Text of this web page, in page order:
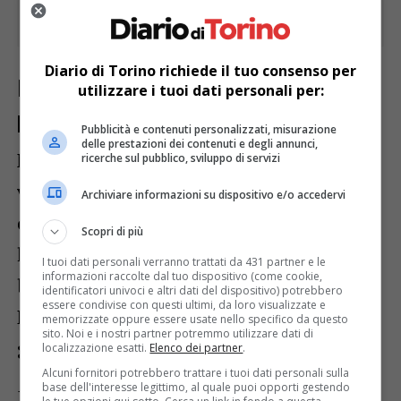
Bloccato dopo aver speronato i
poliziotti
Nonostante l’uomoabbia speronato più
volte il veicolo di servizio, causando agli
operatori lievi lesioni, gli agenti non lo
hanno mai perso di vista riuscendo a
bloccarlo in piazza Conti di Rebaudengo.
L’uomo è pure risultato avere la patente di
guida sospesa da circa tre anni.
Diario di Torino richiede il tuo consenso per
utilizzare i tuoi dati personali per:
Pubblicità e contenuti personalizzati, misurazione
delle prestazioni dei contenuti e degli annunci,
ricerche sul pubblico, sviluppo di servizi
Archiviare informazioni su dispositivo e/o accedervi
Scopri di più
I tuoi dati personali verranno trattati da 431 partner e le
informazioni raccolte dal tuo dispositivo (come cookie,
identificatori univoci e altri dati del dispositivo) potrebbero
essere condivise con questi ultimi, da loro visualizzate e
memorizzate oppure essere usate nello specifico da questo
sito. Noi e i nostri partner potremmo utilizzare dati di
localizzazione esatti. Elenco dei partner.
Alcuni fornitori potrebbero trattare i tuoi dati personali sulla
base dell'interesse legittimo, al quale puoi opporti gestendo